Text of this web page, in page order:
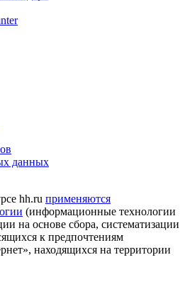
данных
hh.ru применяются
(информационные технологии
на основе сбора, систематизации
к предпочтениям
находящихся на территории